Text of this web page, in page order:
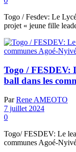
Togo / Fesdev: Le
projet « jeune fille
Togo / FESDEV:
ball dans les
Par Rene AMEOTO
7 juillet 2024
0
Togo/ FESDEV: Le
communes Agoé-